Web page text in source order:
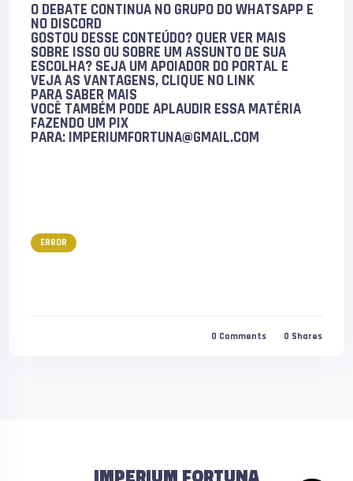
O DEBATE CONTINUA NO GRUPO DO WHATSAPP E
NO DISCORD
GOSTOU DESSE CONTEÚDO? QUER VER MAIS
SOBRE ISSO OU SOBRE UM ASSUNTO DE SUA
ESCOLHA? SEJA UM APOIADOR DO PORTAL E
VEJA AS VANTAGENS, CLIQUE NO LINK
PARA SABER MAIS
VOCÊ TAMBÉM PODEAPLAUDIR ESSA MATÉRIA
FAZENDO UM PIX
PARA: IMPERIUMFORTUNA@GMAIL.COM
ERROR
0 Comments 0 Shares